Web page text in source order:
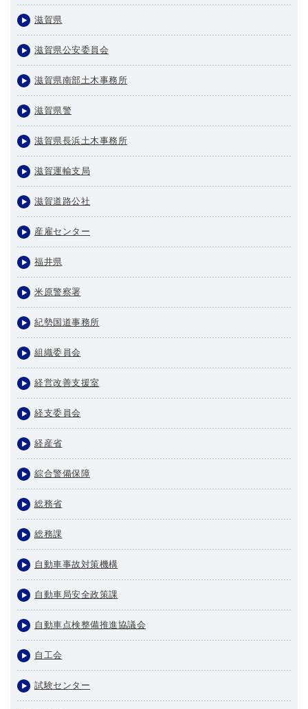
滋賀県
滋賀県公安委員会
滋賀県南部土木事務所
滋賀県警
滋賀県長浜土木事務所
滋賀運輸支局
滋賀道路公社
産雇センター
福井県
米原警察署
紀勢国道事務所
組織委員会
経営改善支援室
経支委員会
経産省
綜合警備保障
総務省
総務課
自動車事故対策機構
自動車局安全政策課
自動車点検整備推進協議会
自工会
試験センター